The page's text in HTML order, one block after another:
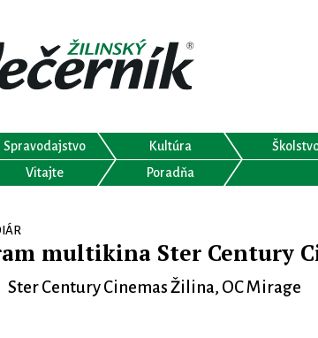
Spravodajstvo Kultúra
Vitajte
Poradňa
multikina Ster Century
Ster Century Cinemas Žilina, OC Mirage